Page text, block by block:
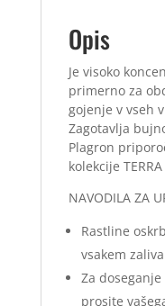
Opis
Je visoko
primerno za
gojenje v vseh
Zagotavlja
Plagron
kolekcije
NAVODILA ZA
Rastline
vsakem
Za
prosite